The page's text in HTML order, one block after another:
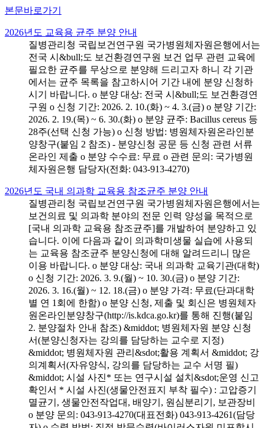
본문바로가기
2026년도 교육용 균주 분양 안내
질병관리청 국립보건연구원 국가병원체자원은행에서는
전국 시&bull;도 보건환경연구원 보건 업무 관련 교육에
필요한 균주를 무상으로 분양해 드리고자 하니 각 기관
에서는 균주 목록을 참고하시어 기간 내에 분양 신청하
시기 바랍니다. o 분양 대상: 전국 시&bull;도 보건환경연
구원 o 신청 기간: 2026. 2. 10.(화) ~ 4. 3.(금) o 분양 기간:
2026. 2. 19.(목) ~ 6. 30.(화) o 분양 균주: Bacillus cereus 등
28주(선택 신청 가능) o 신청 방법: 병원체자원온라인분
양창구(붙임 2 참조) - 분양신청 공문 등 신청 관련 서류
온라인 제출 o 분양 수수료: 무료 o 관련 문의: 국가병원
체자원은행 담당자(전화: 043-913-4270)
2026년도 국내 의과학 교육용 참조균주 분양 안내
질병관리청 국립보건연구원 국가병원체자원은행에서는
보건의료 및 의과학 분야의 전문 인력 양성을 목적으로
[국내 의과학 교육용 참조균주]를 개발하여 분양하고 있
습니다. 이에 다음과 같이 의과학미생물 실습에 사용되
는 교육용 참조균주 분양신청에 대해 알려드리니 많은
이용 바랍니다. o 분양 대상: 국내 의과학 교육기관(대학)
o 신청 기간: 2026. 3. 9.(월) ~ 10. 30.(금) o 분양 기간:
2026. 3. 16.(월) ~ 12. 18.(금) o 분양 가격: 무료(단과대학
별 연 1회에 한함) o 분양 신청, 제출 및 회신은 병원체자
원온라인분양창구(http://is.kdca.go.kr)를 통해 진행(붙임
2. 분양절차 안내 참조) &middot; 병원체자원 분양 신청
서(분양신청자는 강의를 담당하는 교수로 지정)
&middot; 병원체자원 관리&sdot;활용 계획서 &middot; 강
의계획서(자유양식, 강의를 담당하는 교수 서명 필)
&middot; 시설 사진* 또는 연구시설 설치&sdot;운영 신고
확인서 * 시설 사진(생물안전표지 부착 필수) : 고압증기
멸균기, 생물안전작업대, 배양기, 원심분리기, 보관장비
o 분양 문의: 043-913-4270(대표전화) 043-913-4261(담당